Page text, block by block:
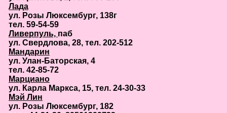
Лада
ул. Розы Люксембург, 138г
тел. 59-54-59
Ливерпуль, паб
ул. Свердлова, 28, тел. 202-512
Мандарин
ул. Улан-Баторская, 4
тел. 42-85-72
Марциано
ул. Карла Маркса, 15, тел. 24-30-33
Мэй Лин
ул. Розы Люксембург, 182